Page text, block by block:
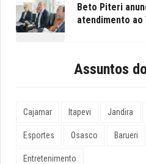
Beto Piteri
atendimento ao
Assuntos
Cajamar Itapevi Jandira
Esportes Osasco Barueri
Entretenimento